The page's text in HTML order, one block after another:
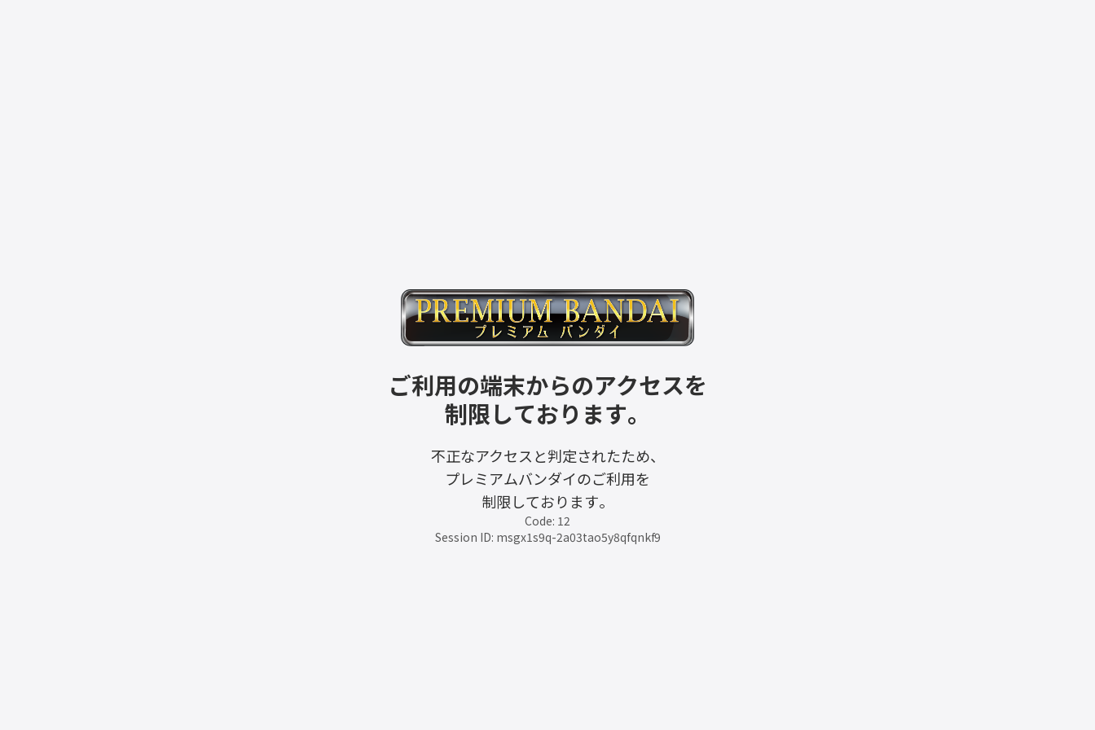
ご利用の端末からのアクセスを
制限しております。
不正なアクセスと判定されたため、
プレミアムバンダイのご利用を
制限しております。
Code: 12
Session ID: msgx1s9q-2a03tao5y8qfqnkf9